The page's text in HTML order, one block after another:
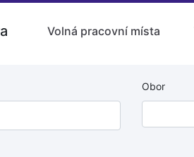
Volná pracovní místa
Obor